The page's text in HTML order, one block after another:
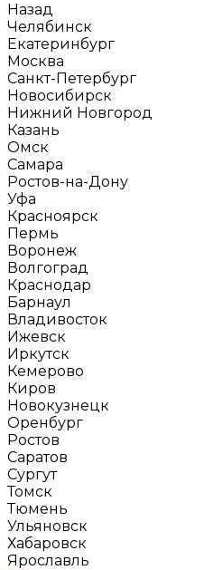
Назад
Челябинск
Екатеринбург
Москва
Санкт-Петербург
Новосибирск
Нижний Новгород
Казань
Омск
Самара
Ростов-на-Дону
Уфа
Красноярск
Пермь
Воронеж
Волгоград
Краснодар
Барнаул
Владивосток
Ижевск
Иркутск
Кемерово
Киров
Новокузнецк
Оренбург
Ростов
Саратов
Сургут
Томск
Тюмень
Ульяновск
Хабаровск
Ярославль